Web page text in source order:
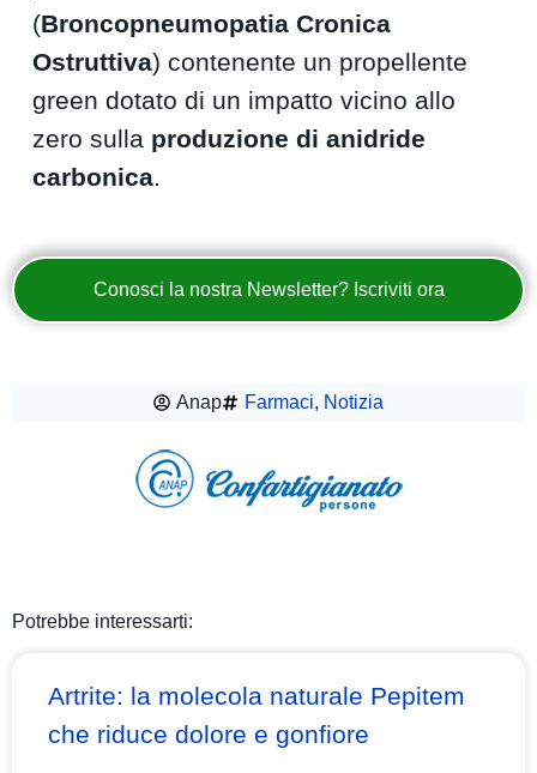
(Broncopneumopatia Cronica
Ostruttiva) contenente un propellente
green dotato di un impatto vicino allo
zero sulla produzione di anidride
carbonica.
Conosci la nostra Newsletter? Iscriviti ora
Anap Farmaci, Notizia
Potrebbe interessarti:
Artrite: la molecola naturale Pepitem
che riduce dolore e gonfiore